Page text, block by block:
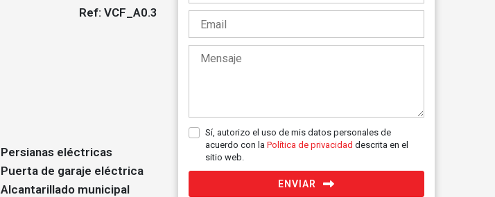
Ref: VCF_A0.3
Persianas eléctricas
Puerta de garaje eléctrica
Alcantarillado municipal
+34
Sí, autorizo el uso de mis datos personales de
acuerdo con la Política de privacidad descrita en el
sitio web.
ENVIAR